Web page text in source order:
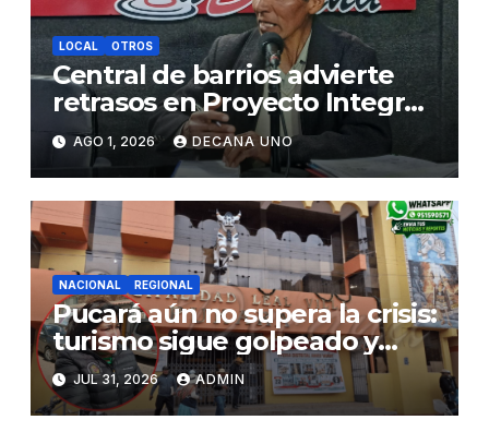
LOCAL OTROS
Central de barrios advierte
retrasos en Proyecto Integral
de Agua y Alcantarillado para
Juliaca
AGO 1, 2026 DECANA UNO
NACIONAL REGIONAL
Pucará aún no supera la crisis:
turismo sigue golpeado y
alcaldesa exige al nuevo
Gobierno fondos para obras
paralizadas
JUL 31, 2026 ADMIN